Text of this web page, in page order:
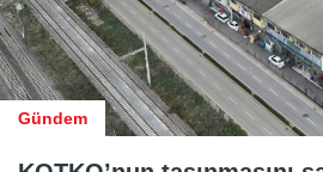
Gündem